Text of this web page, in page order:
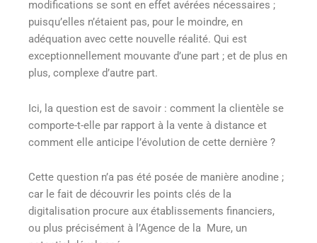
modifications se sont en effet avérées nécessaires ;
puisqu’elles n’étaient pas, pour le moindre, en
adéquation avec cette nouvelle réalité. Qui est
exceptionnellement mouvante d’une part ; et de plus en
plus, complexe d’autre part.
Ici, la question est de savoir : comment la clientèle se
comporte-t-elle par rapport à la vente à distance et
comment elle anticipe l’évolution de cette dernière ?
Cette question n’a pas été posée de manière anodine ;
car le fait de découvrir les points clés de la
digitalisation procure aux établissements financiers,
ou plus précisément à l’Agence de la Mure, un